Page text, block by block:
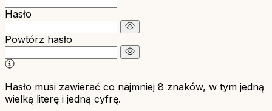
Hasło
Powtórz hasło
Hasło musi zawierać co najmniej 8 znaków, w tym jedną
wielką literę i jedną cyfrę.